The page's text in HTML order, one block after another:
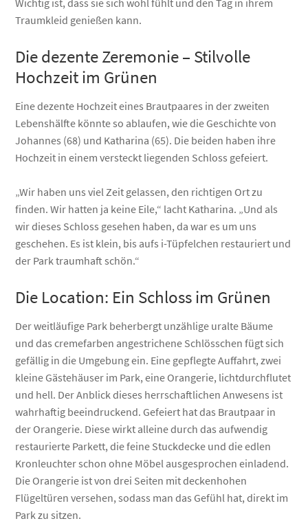
Traumkleid genießen kann.
Die dezente Zeremonie – Stilvolle
Hochzeit im Grünen
Eine dezente Hochzeit eines Brautpaares in der zweiten
Lebenshälfte könnte so ablaufen, wie die Geschichte von
Johannes (68) und Katharina (65). Die beiden haben ihre
Hochzeit in einem versteckt liegenden Schloss gefeiert.
„Wir haben uns viel Zeit gelassen, den richtigen Ort zu
finden. Wir hatten ja keine Eile,“ lacht Katharina. „Und als
wir dieses Schloss gesehen haben, da war es um uns
geschehen. Es ist klein, bis aufs i-Tüpfelchen restauriert und
der Park traumhaft schön.“
Die Location: Ein Schloss im Grünen
Der weitläufige Park beherbergt unzählige uralte Bäume
und das cremefarben angestrichene Schlösschen fügt sich
gefällig in die Umgebung ein. Eine gepflegte Auffahrt, zwei
kleine Gästehäuser im Park, eine Orangerie, lichtdurchflutet
und hell. Der Anblick dieses herrschaftlichen Anwesens ist
wahrhaftig beeindruckend. Gefeiert hat das Brautpaar in
der Orangerie. Diese wirkt alleine durch das aufwendig
restaurierte Parkett, die feine Stuckdecke und die edlen
Kronleuchter schon ohne Möbel ausgesprochen einladend.
Die Orangerie ist von drei Seiten mit deckenhohen
Flügeltüren versehen, sodass man das Gefühl hat, direkt im
Park zu sitzen.